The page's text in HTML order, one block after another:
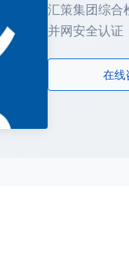
汇策集团综合
并网安全认证
在线